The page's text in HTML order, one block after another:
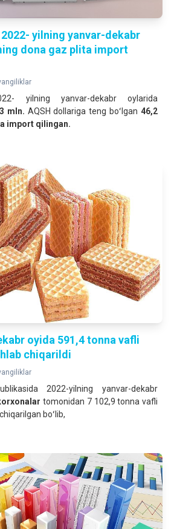
yilning yanvar-dekabr
dona gaz plita import
yilning yanvar-dekabr oylarida
mln. AQSH dollariga teng boʻlgan 46,2
import qilingan.
oyida 591,4 tonna vafli
chiqarildi
2022-yilning yanvar-dekabr
tomonidan 7 102,9 tonna vafli
boʻlib,